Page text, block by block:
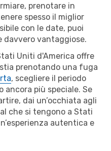
prenotare in
spesso il miglior
con le date, puoi
vantaggiose.
Uniti d'America offre
prenotando una fuga
, scegliere il periodo
più speciale. Se
dai un’occhiata agli
che si tengono a Stati
autentica e